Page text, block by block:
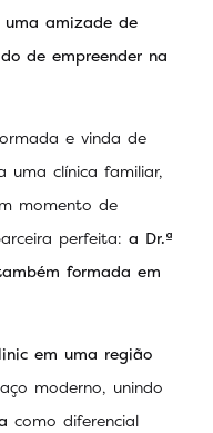
uma amizade de
de empreender na
e vinda de
uma clínica familiar,
momento de
perfeita: a Dr.ª
formada em
em uma região
moderno, unindo
como diferencial